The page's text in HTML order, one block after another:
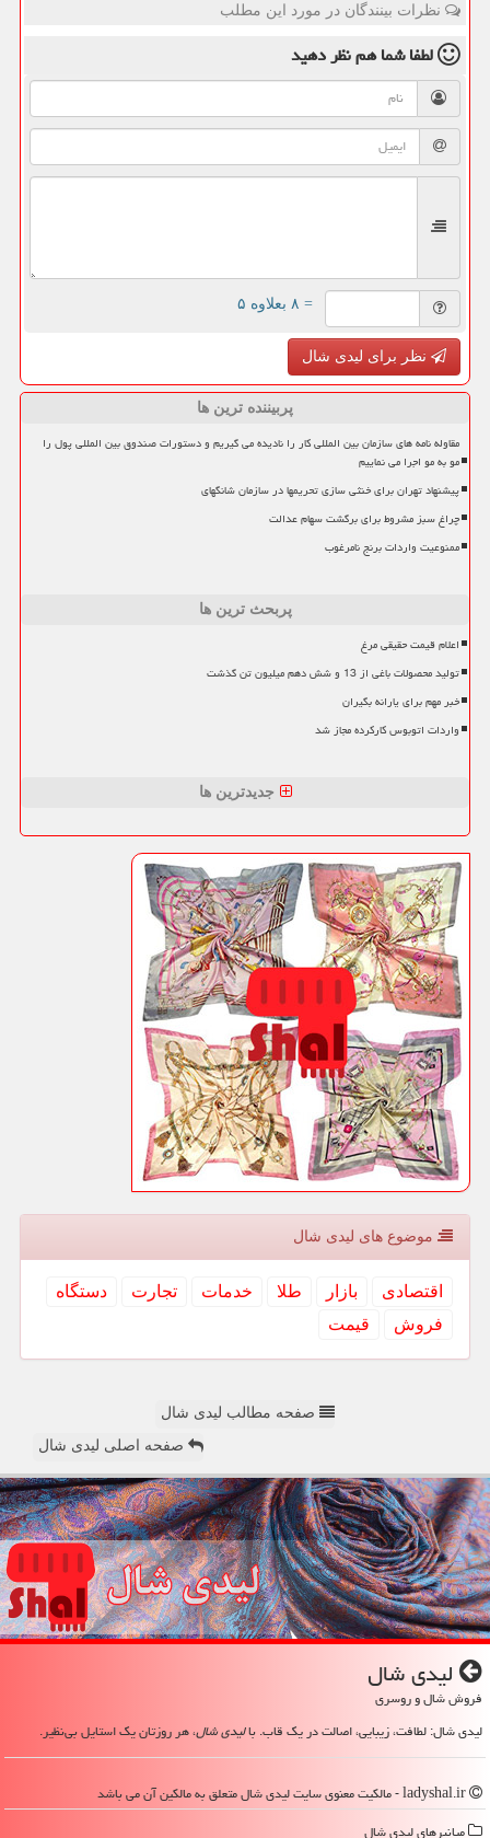
نظرات بینندگان در مورد این مطلب
لطفا شما همنظر دهید
= ۸ بعلاوه ۵
نظر برای لیدی شال
پربیننده ترین ها
مقاوله نامه های سازمان بین المللی کار را نادیده می گیریم و دستورات صندوق بین المللی پول را
مو به مو اجرا می نماییم
پیشنهاد تهران برای خنثی سازی تحریمها در سازمان شانگهای
چراغ سبز مشروط برای برگشت سهام عدالت
ممنوعیت واردات برنج نامرغوب
پربحث ترین ها
اعلام قیمت حقیقی مرغ
تولید محصولات باغی از 13 و شش دهم میلیون تن گذشت
خبر مهم برای یارانه بگیران
واردات اتوبوس کارکرده مجاز شد
جدیدترین ها
موضوع های لیدی شال
اقتصادی بازار طلا خدمات تجارت
دستگاه
فروش
قیمت
صفحه مطالب لیدی شال
صفحه اصلی لیدی شال
لیدی شال
فروش شال و روسری
لیدی شال: لطافت، زیبایی، اصالت در یک قاب. بالیدی شال، هر روزتان یک استایل بی‌نظیر.
میانبرهای لیدی شال